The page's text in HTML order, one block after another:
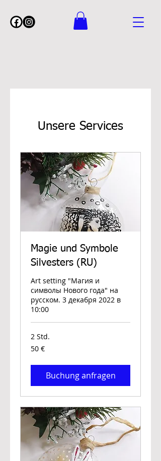
Unsere Services
Magie und Symbole
Silvesters (RU)
Art setting "Магия и
символы Нового года" на
русском. 3 декабря 2022 в
10:00
2 Std.
50
Euro
50 €
Buchung anfragen